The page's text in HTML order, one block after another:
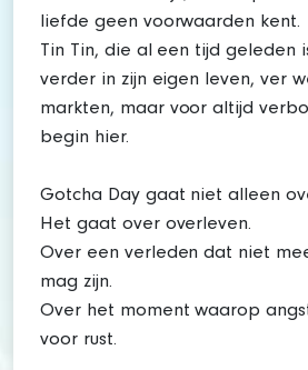
liefde geen voorwaarden kent.
Tin Tin, die al een tijd geleden
verder in zijn eigen leven, ver
markten, maar voor altijd
begin hier.
Gotcha Day gaat niet alleen
Het gaat over overleven.
Over een verleden dat niet
mag zijn.
Over het moment waarop
voor rust.